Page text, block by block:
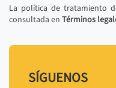
La política de tratamiento
consultada en Términos
SÍGUENOS